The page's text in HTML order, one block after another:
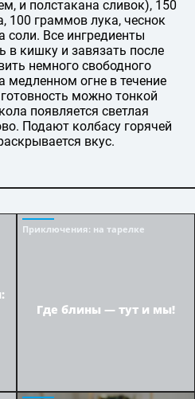
и полстакана сливок), 150
100 граммов лука, чеснок
соли. Все ингредиенты
в кишку и завязать после
немного свободного
медленном огне в течение
можно тонкой
появляется светлая
Подают колбасу горячей
вкус.
Приключения: на тарелке
Где блины — тут и мы!